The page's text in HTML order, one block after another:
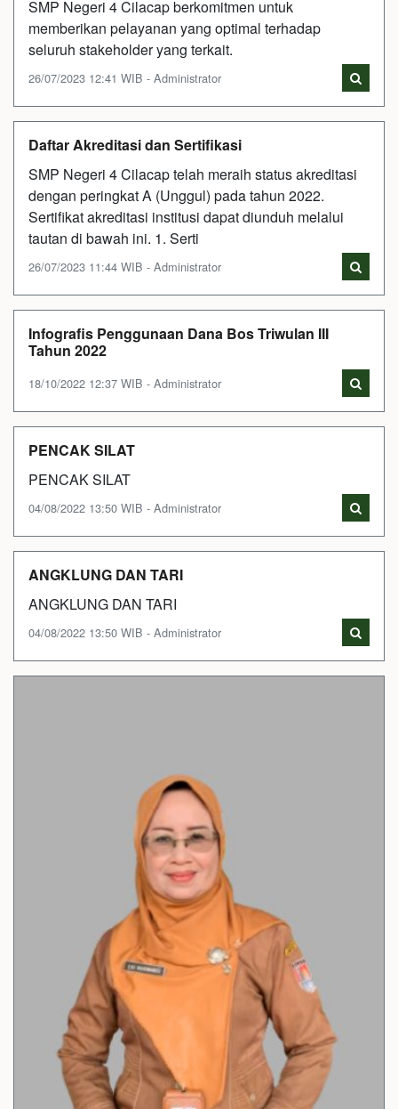
SMP Negeri 4 Cilacap berkomitmen untuk
memberikan pelayanan yang optimal terhadap
seluruh stakeholder yang terkait.
26/07/2023 12:41 WIB - Administrator
Daftar Akreditasi dan Sertifikasi
SMP Negeri 4 Cilacap telah meraih status akreditasi
dengan peringkat A (Unggul) pada tahun 2022.
Sertifikat akreditasi institusi dapat diunduh melalui
tautan di bawah ini. 1. Serti
26/07/2023 11:44 WIB - Administrator
Infografis Penggunaan Dana Bos Triwulan III
Tahun 2022
18/10/2022 12:37 WIB - Administrator
PENCAK SILAT
PENCAK SILAT
04/08/2022 13:50 WIB - Administrator
ANGKLUNG DAN TARI
ANGKLUNG DAN TARI
04/08/2022 13:50 WIB - Administrator